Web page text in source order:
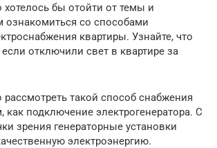
хотелось бы отойти от темы и
ознакомиться со способами
квартиры. Узнайте, что
отключили свет в квартире за
такой способ снабжения
как подключение электрогенератора. С
зрения генераторные установки
электроэнергию.